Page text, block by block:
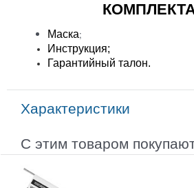
Маска;
Инструкция;
Гарантийный талон.
Характеристики
С этим товаром